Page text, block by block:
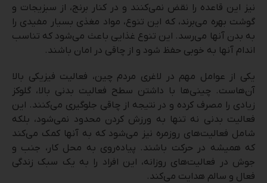
نیز این قاعده را نقض نمی‌کنند و در کنار برنج، از سبزیجات و
گوشت بهره می‌برند، که این تنوع، مواد مغذی بسیار مفیدی را
به بدن آنها می‌رسد. این تنوع غذایی باعث می‌شود که تناسب
اندام آنها به خوبی حفظ شود و از چاقی در امان باشند.
یکی از عوامل مهم در لاغری مردم چین، فعالیت فیزیکی بالا
آن‌هاست. چینی‌ها با داشتن سطح فعالیت بدنی بالا، گلوکز
زیادی را مصرف کرده و در نتیجه از چاقی جلوگیری می‌کنند. این
فعالیت بدنی نه تنها به ورزش کردن محدود نمی‌شود، بلکه
شامل فعالیت‌های روزمره نیز می‌شود که به آنها کمک می‌کند
که همیشه در حرکت باشند. پیاده‌روی به محل کار، جنب و
جوش در فعالیت‌های روزانه، این افراد را به یک سبک زندگی
فعال و سالم هدایت می‌کند.